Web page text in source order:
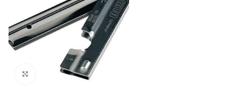
Click to enlarge